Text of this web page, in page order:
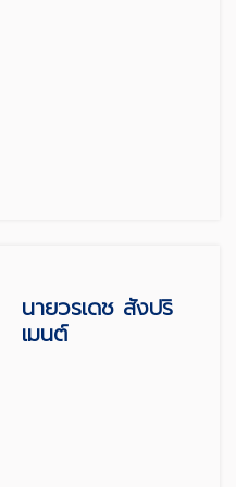
นายวรเดช สังปริ
เมนต์